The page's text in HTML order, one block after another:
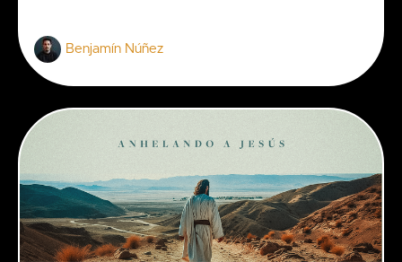
Benjamín Núñez